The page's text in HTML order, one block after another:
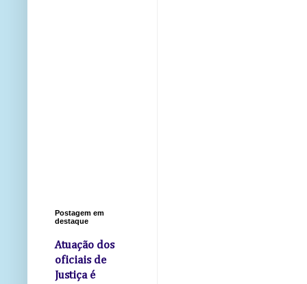
Postagem em
destaque
Atuação dos
oficiais de
Justiça é